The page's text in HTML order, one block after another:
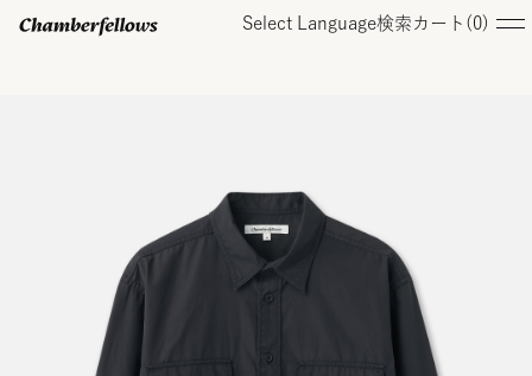
Select Language検索 カート( 0)
オンラインストア
コレクション